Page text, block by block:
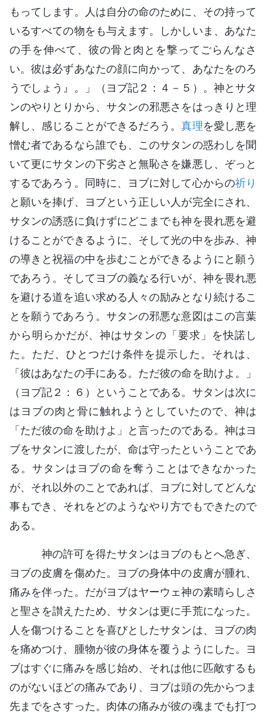
もってします。人は自分の命のために、その持って
いるすべての物をも与えます。しかしいま、あなた
の手を伸べて、彼の骨と肉とを撃ってごらんなさ
い。彼は必ずあなたの顔に向かって、あなたをのろ
うでしょう』。」（ヨブ記２：４－５）。神とサタ
ンのやりとりから、サタンの邪悪さをはっきりと理
解し、感じることができるだろう。真理を愛し悪を
憎む者であるなら誰でも、このサタンの惑わしを聞
いて更にサタンの下劣さと無恥さを嫌悪し、ぞっと
するであろう。同時に、ヨブに対して心からの祈り
と願いを捧げ、ヨブという正しい人が完全にされ、
サタンの誘惑に負けずにどこまでも神を畏れ悪を避
けることができるように、そして光の中を歩み、神
の導きと祝福の中を歩むことができるようにと願う
であろう。そしてヨブの義なる行いが、神を畏れ悪
を避ける道を追い求める人々の励みとなり続けるこ
とを願うであろう。サタンの邪悪な意図はこの言葉
から明らかだが、神はサタンの「要求」を快諾し
た。ただ、ひとつだけ条件を提示した。それは、
「彼はあなたの手にある。ただ彼の命を助けよ。」
（ヨブ記２：６）ということである。サタンは次に
はヨブの肉と骨に触れようとしていたので、神は
「ただ彼の命を助けよ」と言ったのである。神はヨ
ブをサタンに渡したが、命は守ったということであ
る。サタンはヨブの命を奪うことはできなかった
が、それ以外のことであれば、ヨブに対してどんな
事もでき、それをどのようなやり方でもできたので
ある。
神の許可を得たサタンはヨブのもとへ急ぎ、
ヨブの皮膚を傷めた。ヨブの身体中の皮膚が腫れ、
痛みを伴った。だがヨブはヤーウェ神の素晴らしさ
と聖さを讃えたため、サタンは更に手荒になった。
人を傷つけることを喜びとしたサタンは、ヨブの肉
を痛めつけ、腫物が彼の身体を覆うようにした。ヨ
ブはすぐに痛みを感じ始め、それは他に匹敵するも
のがないほどの痛みであり、ヨブは頭の先からつま
先までをさすった。肉体の痛みが彼の魂までも打つ